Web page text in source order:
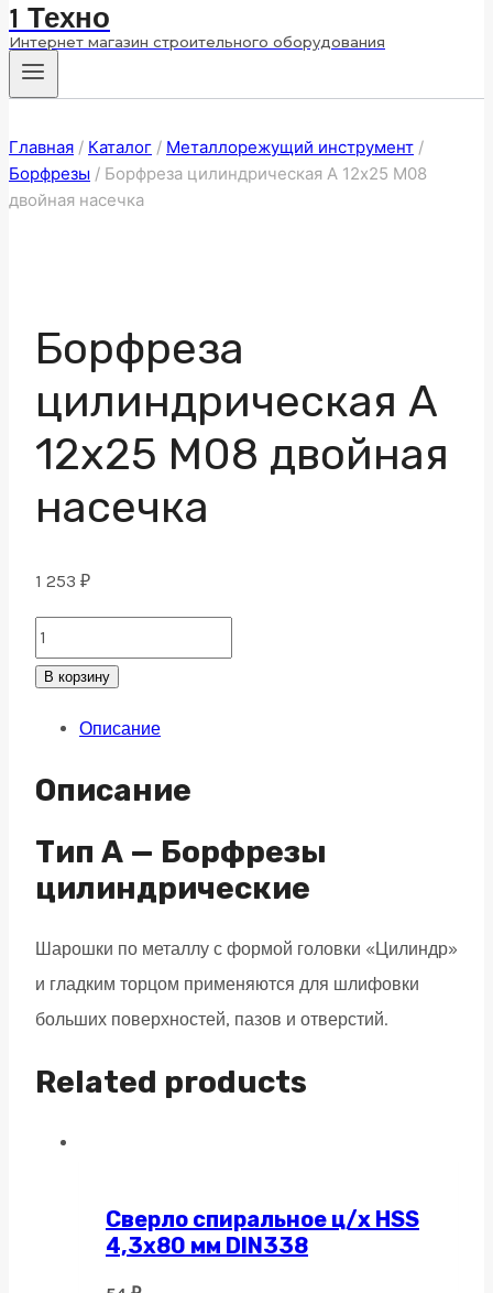
1 Техно
Интернет магазин строительного оборудования
Главная / Каталог / Металлорежущий инструмент /
Борфрезы / Борфреза цилиндрическая A 12х25 M08
двойная насечка
Борфреза
цилиндрическая A
12х25 M08 двойная
насечка
1 253 ₽
Борфреза
цилиндрическая
12х25
насечка
quantity
В корзину
Описание
Описание
Тип А — Борфрезы
цилиндрические
Шарошки по металлу с формой головки «Цилиндр»
и гладким торцом применяются для шлифовки
больших поверхностей, пазов и отверстий.
Related products
Сверло спиральное ц/х HSS
4,3х80 мм DIN338